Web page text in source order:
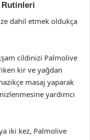
Rutinleri
dahil etmek oldukça
cildinizi Palmolive
kir ve yağdan
masaj yaparak
yardımcı
iki kez, Palmolive